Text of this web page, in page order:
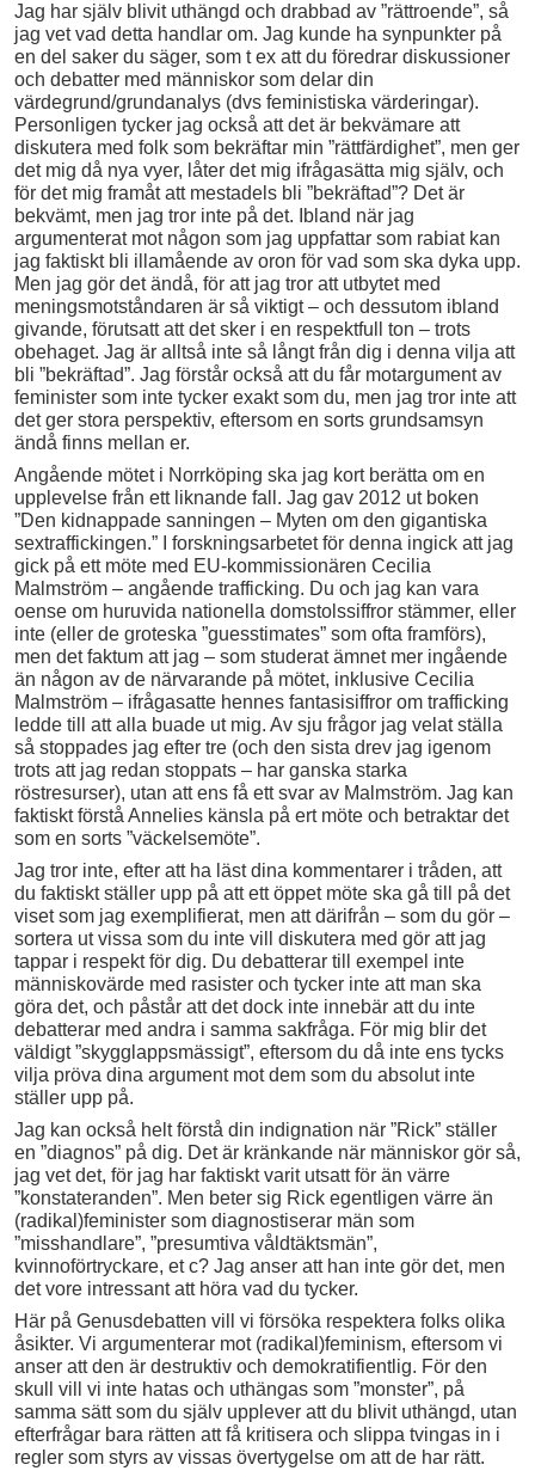
Jag har själv blivit uthängd och drabbad av ”rättroende”, så
jag vet vad detta handlar om. Jag kunde ha synpunkter på
en del saker du säger, som t ex att du föredrar diskussioner
och debatter med människor som delar din
värdegrund/grundanalys (dvs feministiska värderingar).
Personligen tycker jag också att det är bekvämare att
diskutera med folk som bekräftar min ”rättfärdighet”, men ger
det mig då nya vyer, låter det mig ifrågasätta mig själv, och
för det mig framåt att mestadels bli ”bekräftad”? Det är
bekvämt, men jag tror inte på det. Ibland när jag
argumenterat mot någon som jag uppfattar som rabiat kan
jag faktiskt bli illamående av oron för vad som ska dyka upp.
Men jag gör det ändå, för att jag tror att utbytet med
meningsmotståndaren är så viktigt – och dessutom ibland
givande, förutsatt att det sker i en respektfull ton – trots
obehaget. Jag är alltså inte så långt från dig i denna vilja att
bli ”bekräftad”. Jag förstår också att du får motargument av
feminister som inte tycker exakt som du, men jag tror inte att
det ger stora perspektiv, eftersom en sorts grundsamsyn
ändå finns mellan er.
Angående mötet i Norrköping ska jag kort berätta om en
upplevelse från ett liknande fall. Jag gav 2012 ut boken
”Den kidnappade sanningen – Myten om den gigantiska
sextraffickingen.” I forskningsarbetet för denna ingick att jag
gick på ett möte med EU-kommissionären Cecilia
Malmström – angående trafficking. Du och jag kan vara
oense om huruvida nationella domstolssiffror stämmer, eller
inte (eller de groteska ”guesstimates” som ofta framförs),
men det faktum att jag – som studerat ämnet mer ingående
än någon av de närvarande på mötet, inklusive Cecilia
Malmström – ifrågasatte hennes fantasisiffror om trafficking
ledde till att alla buade ut mig. Av sju frågor jag velat ställa
så stoppades jag efter tre (och den sista drev jag igenom
trots att jag redan stoppats – har ganska starka
röstresurser), utan att ens få ett svar av Malmström. Jag kan
faktiskt förstå Annelies känsla på ert möte och betraktar det
som en sorts ”väckelsemöte”.
Jag tror inte, efter att ha läst dina kommentarer i tråden, att
du faktiskt ställer upp på att ett öppet möte ska gå till på det
viset som jag exemplifierat, men att därifrån – som du gör –
sortera ut vissa som du inte vill diskutera med gör att jag
tappar i respekt för dig. Du debatterar till exempel inte
människovärde med rasister och tycker inte att man ska
göra det, och påstår att det dock inte innebär att du inte
debatterar med andra i samma sakfråga. För mig blir det
väldigt ”skygglappsmässigt”, eftersom du då inte ens tycks
vilja pröva dina argument mot dem som du absolut inte
ställer upp på.
Jag kan också helt förstå din indignation när ”Rick” ställer
en ”diagnos” på dig. Det är kränkande när människor gör så,
jag vet det, för jag har faktiskt varit utsatt för än värre
”konstateranden”. Men beter sig Rick egentligen värre än
(radikal)feminister som diagnostiserar män som
”misshandlare”, ”presumtiva våldtäktsmän”,
kvinnoförtryckare, et c? Jag anser att han inte gör det, men
det vore intressant att höra vad du tycker.
Här på Genusdebatten vill vi försöka respektera folks olika
åsikter. Vi argumenterar mot (radikal)feminism, eftersom vi
anser att den är destruktiv och demokratifientlig. För den
skull vill vi inte hatas och uthängas som ”monster”, på
samma sätt som du själv upplever att du blivit uthängd, utan
efterfrågar bara rätten att få kritisera och slippa tvingas in i
regler som styrs av vissas övertygelse om att de har rätt.